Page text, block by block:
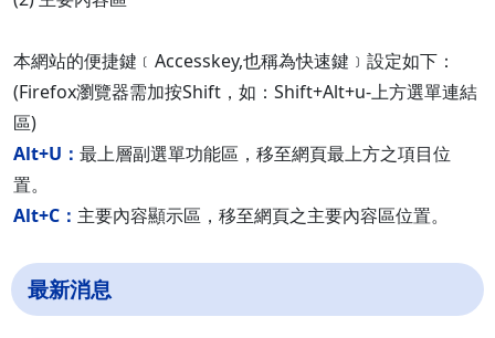
本網站的便捷鍵﹝Accesskey,也稱為快速鍵﹞設定如下：
(Firefox瀏覽器需加按Shift，如：Shift+Alt+u-上方選單連結
區)
Alt+U： 最上層副選單功能區，移至網頁最上方之項目位
置。
Alt+C： 主要內容顯示區，移至網頁之主要內容區位置。
最新消息